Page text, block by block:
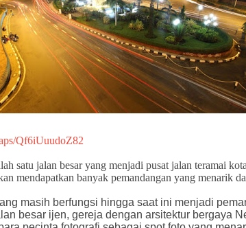
Qf6iUuudoZ82
satu jalan besar yang menjadi pusat jalan teramai
mendapatkan banyak pemandangan yang menarik
masih berfungsi hingga saat ini menjadi
besar ijen, gereja dengan arsitektur bergaya